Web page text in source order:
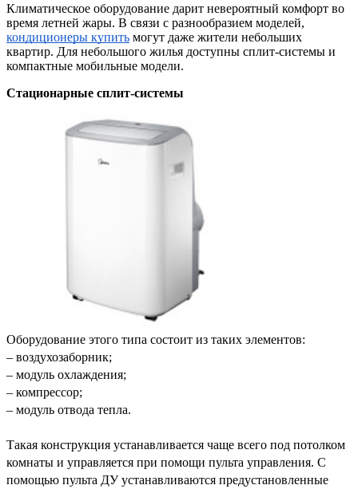
Климатическое оборудование дарит невероятный комфорт во
кондиционеры купить могут даже жители небольших
квартир. Для небольшого жилья доступны сплит-системы и
компактные мобильные модели.
Стационарные сплит-системы
Оборудование этого типа состоит из таких элементов:
– воздухозаборник;
– модуль охлаждения;
– компрессор;
– модуль отвода тепла.
Такая конструкция устанавливается чаще всего под потолком
комнаты и управляется при помощи пульта управления. С
помощью пульта ДУ устанавливаются предустановленные